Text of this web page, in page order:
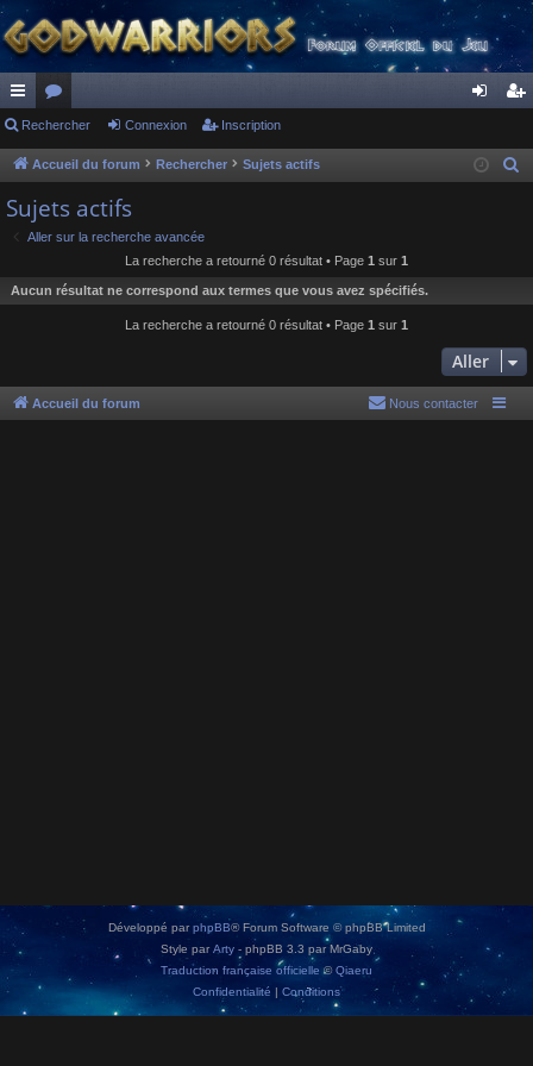
ac
co
ur
ci
or
u
s
ne cri
Rechercher Connexion Inscription
Accueil du forum Rechercher Sujets actifs
h
e
Sujets actifs
Aller sur la recherche avancée
La recherche a retourné 0 résultat • Page 1 sur 1
Aucun résultat ne correspond aux termes que vous avez spécifiés.
La recherche a retourné 0 résultat • Page 1 sur 1
Aller
Accueil du forum Nous contacter
Développé par phpBB® Forum Software © phpBB Limited
Style parArty - phpBB 3.3 par MrGaby
Traduction française officielle ©Qiaeru
Confidentialité | Conditions